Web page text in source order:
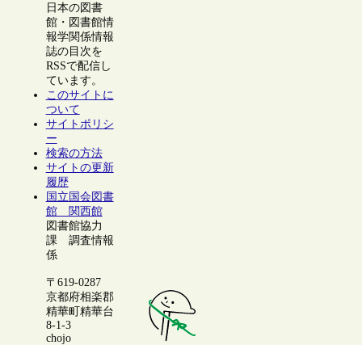
日本の図書
館・図書館情
報学関係情報
誌の目次を
RSSで配信し
ています。
このサイトに
ついて
サイトポリシ
ー
検索の方法
サイトの更新
履歴
国立国会図書
館 関西館
図書館協力
課 調査情報
係
〒619-0287
京都府相楽郡
精華町精華台
8-1-3
chojo